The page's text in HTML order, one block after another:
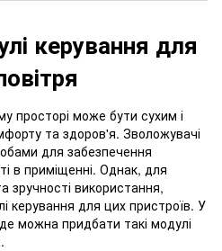
керування для
просторі може бути сухим і
та здоров'я. Зволожувачі
для забезпечення
в приміщенні. Однак, для
зручності використання,
керування для цих пристроїв. У
можна придбати такі модулі